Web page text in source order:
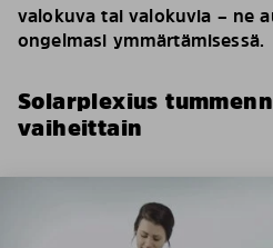
valokuva tai valokuvia – ne
ongelmasi ymmärtämisessä.
Solarplexius
vaiheittain